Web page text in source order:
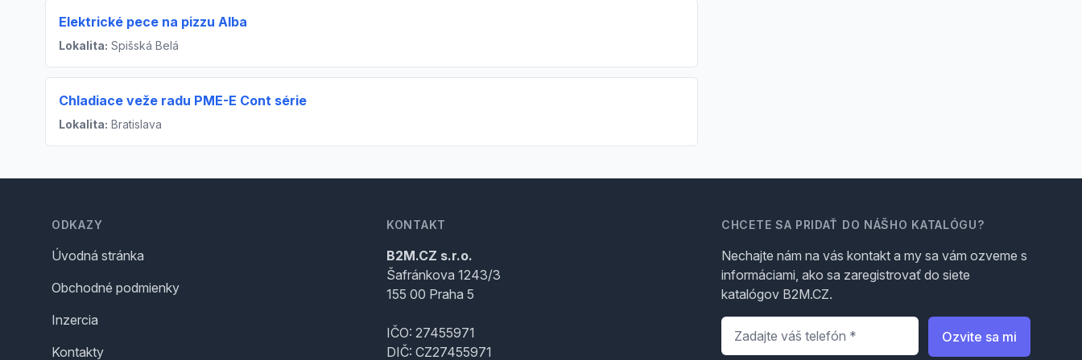
Elektrické pece na pizzu Alba
Lokalita: Spišská Belá
Chladiace veže radu PME-E Cont série
Lokalita: Bratislava
ODKAZY
Úvodná stránka
Obchodné podmienky
Inzercia
Kontakty
KONTAKT
B2M.CZ s.r.o.
Šafránkova 1243/3
155 00 Praha 5
IČO: 27455971
DIČ: CZ27455971
CHCETE SA PRIDAŤ DO NÁŠHO KATALÓGU?
Nechajte nám na vás kontakt a my sa vám ozveme s
informáciami, ako sa zaregistrovať do siete
katalógov B2M.CZ.
Telefón
Ozvite sa mi